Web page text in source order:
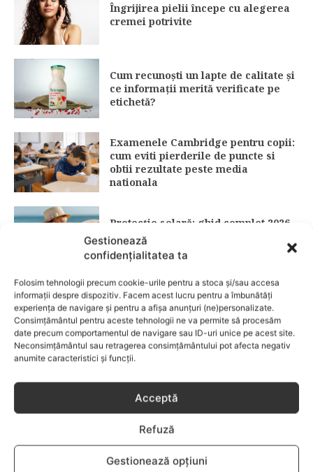
Gestionează
confidențialitatea ta
Folosim tehnologii precum cookie-urile pentru a stoca și/sau accesa
informații despre dispozitiv. Facem acest lucru pentru a îmbunătăți
experiența de navigare și pentru a afișa anunțuri (ne)personalizate.
Consimțământul pentru aceste tehnologii ne va permite să procesăm
date precum comportamentul de navigare sau ID-uri unice pe acest site.
Neconsimțământul sau retragerea consimțământului pot afecta negativ
anumite caracteristici și funcții.
Acceptă
Refuză
Gestionează opțiuni
Îngrijirea pielii începe cu alegerea
cremei potrivite
Cum recunoști un lapte de calitate și
ce informații merită verificate pe
etichetă?
Examenele Cambridge pentru copii:
cum eviti pierderile de puncte si
obtii rezultate peste media
nationala
Protecție solară: ghid complet 2026
pentru alegerea corectă a SPF-ului
(15 vs. 30 vs. 50)
Fără lacrimi, fără iritații: cum alegi
șamponul perfect pentru copilul tău
deserturile mai sănătoase
copii: ce păstrezi și ce donezi